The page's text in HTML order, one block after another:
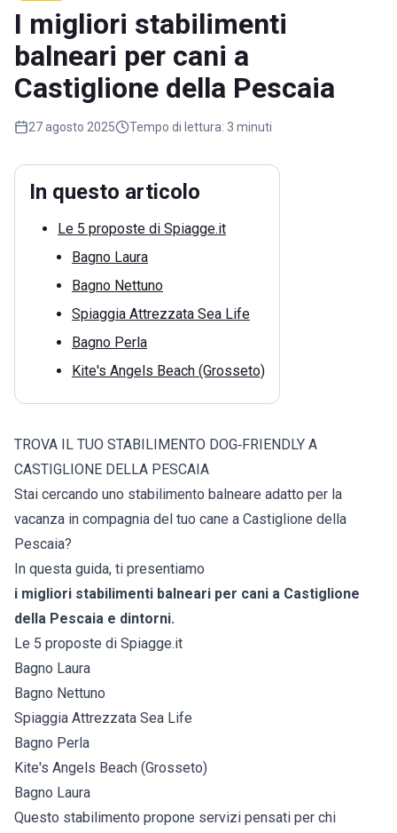
I migliori stabilimenti
balneari per cani a
Castiglione della Pescaia
27 agosto 2025 Tempo di lettura: 3 minuti
In questo articolo
Le 5 proposte di Spiagge.it
Bagno Laura
Bagno Nettuno
Spiaggia Attrezzata Sea Life
Bagno Perla
Kite's Angels Beach (Grosseto)
TROVA IL TUO STABILIMENTO DOG‑FRIENDLY A
CASTIGLIONE DELLA PESCAIA
Stai cercando uno stabilimento balneare adatto per la
vacanza in compagnia del tuo cane a Castiglione della
Pescaia?
In questa guida, ti presentiamo
i migliori stabilimenti balneari per cani a Castiglione
della Pescaia e dintorni.
Le 5 proposte di Spiagge.it
Bagno Laura
Bagno Nettuno
Spiaggia Attrezzata Sea Life
Bagno Perla
Kite's Angels Beach (Grosseto)
Bagno Laura
Questo stabilimento propone servizi pensati per chi